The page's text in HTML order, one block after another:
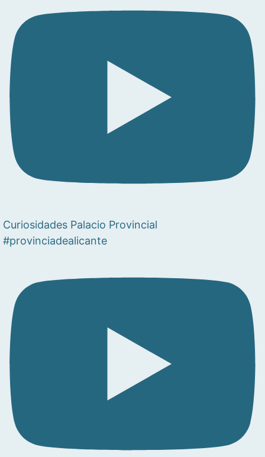
Curiosidades Palacio Provincial
#provinciadealicante